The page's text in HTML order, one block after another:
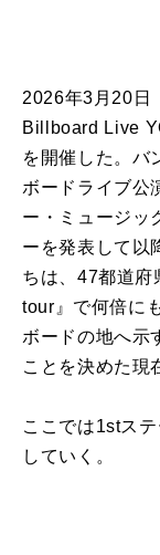
2026年3月20日
Billboard Live
を開催した。バ
ボードライブ公
ー・ミュージッ
ーを発表して以
ちは、47都道府
tour』で何倍に
ボードの地へ示
ことを決めた現
ここでは1stス
していく。